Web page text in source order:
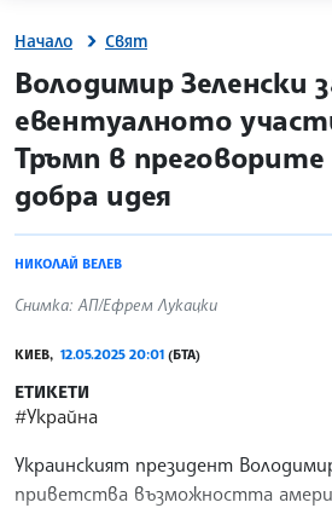
Начало Свят
site.bta
Володимир Зеленски
евентуалното
Тръмп в преговорите
добра идея
НИКОЛАЙ ВЕЛЕВ
Снимка: АП/Ефрем Лукацки
КИЕВ, 12.05.2025 20:01 (БТА)
ЕТИКЕТИ
#Украйна
Украинският президент
приветства възможността